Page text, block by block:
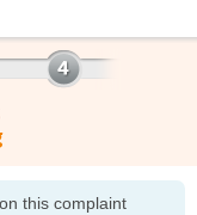
this complaint